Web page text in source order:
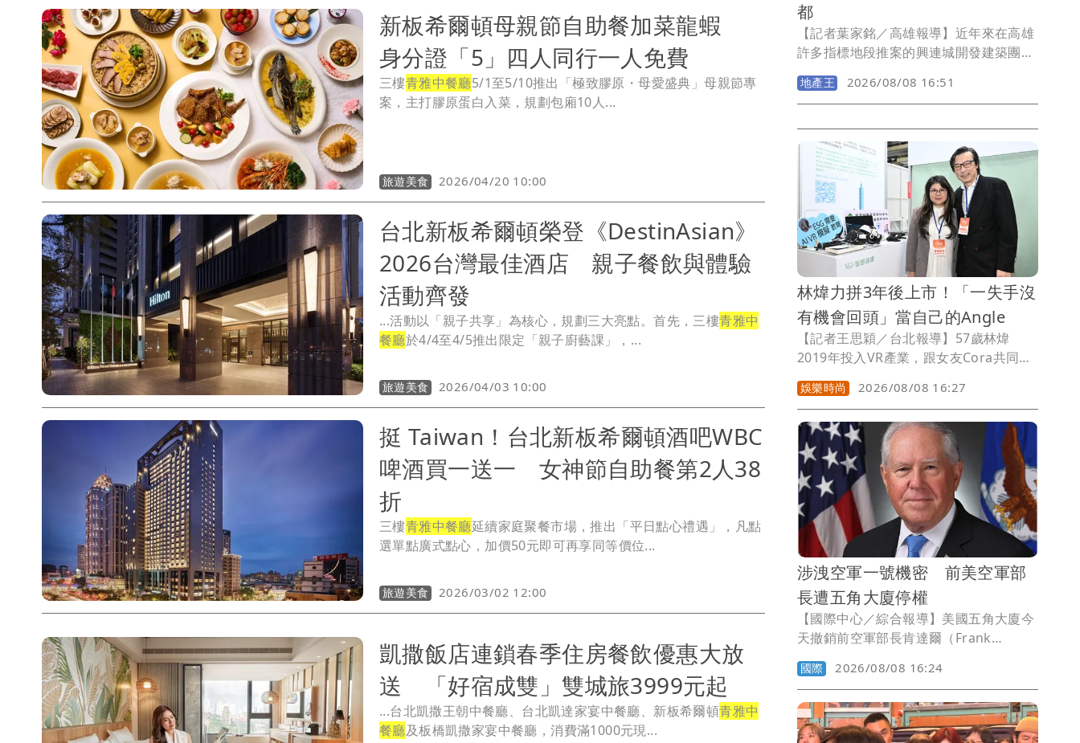
新板希爾頓母親節自助餐加菜龍蝦
身分證「5」四人同行一人免費
三樓青雅中餐廳5/1至5/10推出「極致膠原・母愛盛典」母親節專
案，主打膠原蛋白入菜，規劃包廂10人...
旅遊美食 2026/04/20 10:00
台北新板希爾頓榮登《DestinAsian》
2026台灣最佳酒店 親子餐飲與體驗
活動齊發
...活動以「親子共享」為核心，規劃三大亮點。首先，三樓青雅中
餐廳於4/4至4/5推出限定「親子廚藝課」，...
旅遊美食 2026/04/03 10:00
挺 Taiwan！台北新板希爾頓酒吧WBC
啤酒買一送一 女神節自助餐第2人38
折
三樓青雅中餐廳延續家庭聚餐市場，推出「平日點心禮遇」，凡點
選單點廣式點心，加價50元即可再享同等價位...
旅遊美食 2026/03/02 12:00
凱撒飯店連鎖春季住房餐飲優惠大放
送 「好宿成雙」雙城旅3999元起
...台北凱撒王朝中餐廳、台北凱達家宴中餐廳、新板希爾頓青雅中
餐廳及板橋凱撒家宴中餐廳，消費滿1000元現...
都
【記者葉家銘／高雄報導】近年來在高雄
許多指標地段推案的興連城開發建築團
隊，除連續3年獲得獲得「台灣誠信建
商」殊榮，今日(8)再度攜手職棒球隊台鋼
雄鷹，於年度主題活動「鷹樂祭」舉辦
「興連城品牌日」，以實質行動投入高雄
體育賽事，陪伴港都首支在地職棒球隊成
長，而興連城總經理周惠賓除延續前2年
在球場開球，未來將致力關懷基層棒球，
為國家培育更多希望種子，將建商品牌深
耕南台灣。
地產王 2026/08/08 16:51
林煒力拼3年後上市！「一失手沒
有機會回頭」當自己的Angle
【記者王思穎／台北報導】57歲林煒
2019年投入VR產業，跟女友Cora共同成
立「MetaFace」超級臉股份有限公司
（MetaFace Co., Ltd.），今（8日）參
展高齡健康產業博覽會。林煒透露去年旗
下AI長照訓練學習系統，受到台北市政府
驗證，現在要開始拓展東南亞市場，未來
還有日本市場，目前有5個專業課程，並
設立3年推出20項專業課程的目標，力拼3
年後公司上市。公司創立7年，直到第5年
才回本，現在都是賺錢的狀態。
娛樂時尚 2026/08/08 16:27
涉洩空軍一號機密 前美空軍部
長遭五角大廈停權
【國際中心／綜合報導】美國五角大廈今
天撤銷前空軍部長肯達爾（Frank
Kendall）的機密存取權限，並禁止他擔
任任何敏感職務，指控他向媒體洩漏有關
空軍一號性能的敏感資訊。
國際 2026/08/08 16:24